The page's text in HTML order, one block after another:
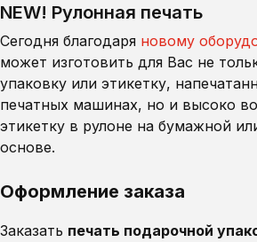
NEW! Рулонная печать
Сегодня благодаря новому
может изготовить для Вас не
упаковку или этикетку,
печатных машинах, но и высоко
этикетку в рулоне на бумажной
основе.
Оформление заказа
Заказать печать подарочной